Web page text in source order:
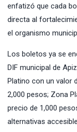
enfatizó que cada
directa al
el organismo
Los boletos ya se
DIF municipal de
Platino con un valor
2,000 pesos; Zona
precio de 1,000
alternativas